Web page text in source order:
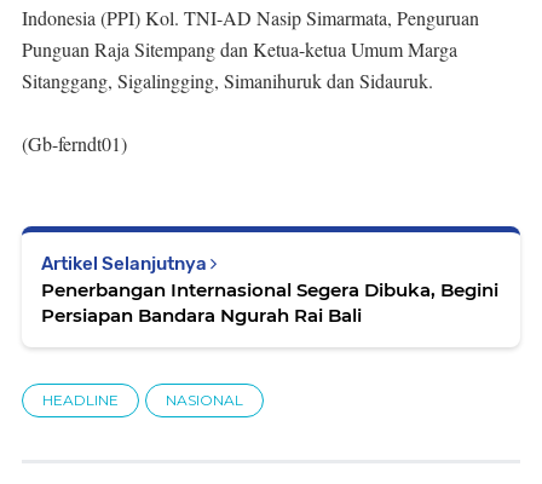
Indonesia (PPI) Kol. TNI-AD Nasip Simarmata, Penguruan
Punguan Raja Sitempang dan Ketua-ketua Umum Marga
Sitanggang, Sigalingging, Simanihuruk dan Sidauruk.
(Gb-ferndt01)
Artikel Selanjutnya
Penerbangan Internasional Segera Dibuka, Begini
Persiapan Bandara Ngurah Rai Bali
HEADLINE NASIONAL